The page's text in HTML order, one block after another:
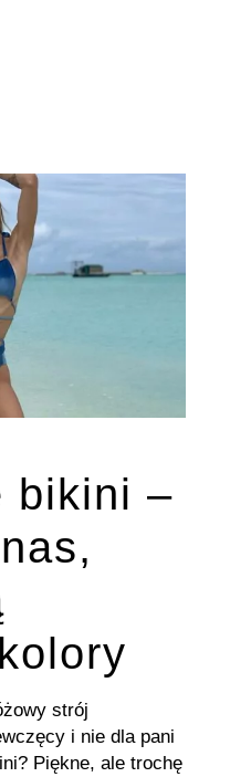
bikini –
strój
i nie dla pani
Piękne, ale trochę